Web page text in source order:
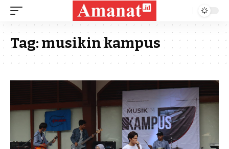
Tag:musikin kampus